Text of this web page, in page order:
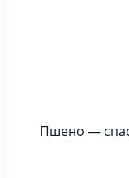
Пшено —